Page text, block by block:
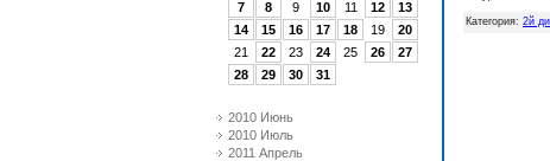
7
8 9 10 11 12
13
14
15 16 17 18 19
20
21
22 23 24 25 26
27
28
29 30 31
2010 Июнь
2010 Июль
2011 Апрель
Категория: 2й